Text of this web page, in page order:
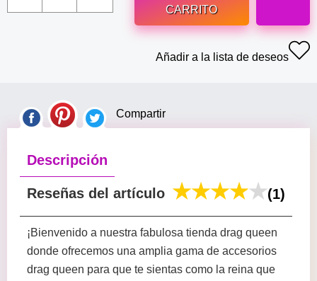
CARRITO
Añadir a la lista de deseos
Compartir
Descripción
Reseñas del artículo (1)
¡Bienvenido a nuestra fabulosa tienda drag queen
donde ofrecemos una amplia gama de accesorios
drag queen para que te sientas como la reina que